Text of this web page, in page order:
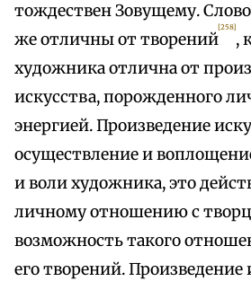
тождествен Зовущему.
же отличны от творений
[258]
,
художника отлична от
искусства, порожденного
энергией. Произведение
осуществление и
и воли художника, это
личному отношению с
возможность такого
его творений. Произведение